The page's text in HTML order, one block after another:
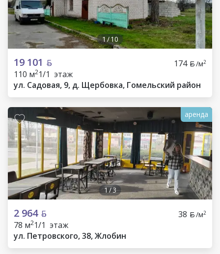
1/10
19 101 174 /м2
110 м21/1 этаж
ул. Садовая, 9, д. Щербовка, Гомельский район
1/3
аренда
2 964 38 /м2
78 м21/1 этаж
ул. Петровского, 38, Жлобин